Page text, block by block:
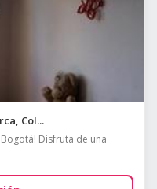
Col...
Disfruta de una